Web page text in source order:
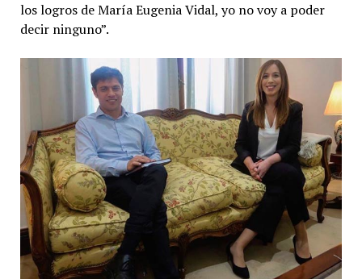
los logros de María Eugenia Vidal, yo no voy a poder
decir ninguno”.